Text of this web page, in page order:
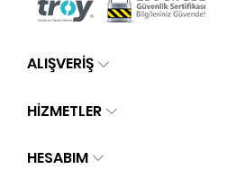
ALIŞVERİŞ
HİZMETLER
HESABIM